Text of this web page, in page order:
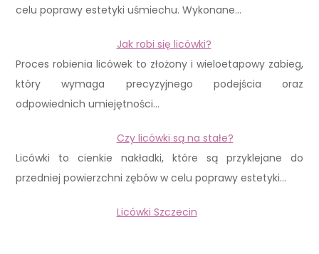
celu poprawy estetyki uśmiechu. Wykonane…
Jak robi się licówki?
Proces robienia licówek to złożony i wieloetapowy zabieg,
który wymaga precyzyjnego podejścia oraz
odpowiednich umiejętności…
Czy licówki są na stałe?
Licówki to cienkie nakładki, które są przyklejane do
przedniej powierzchni zębów w celu poprawy estetyki…
Licówki Szczecin